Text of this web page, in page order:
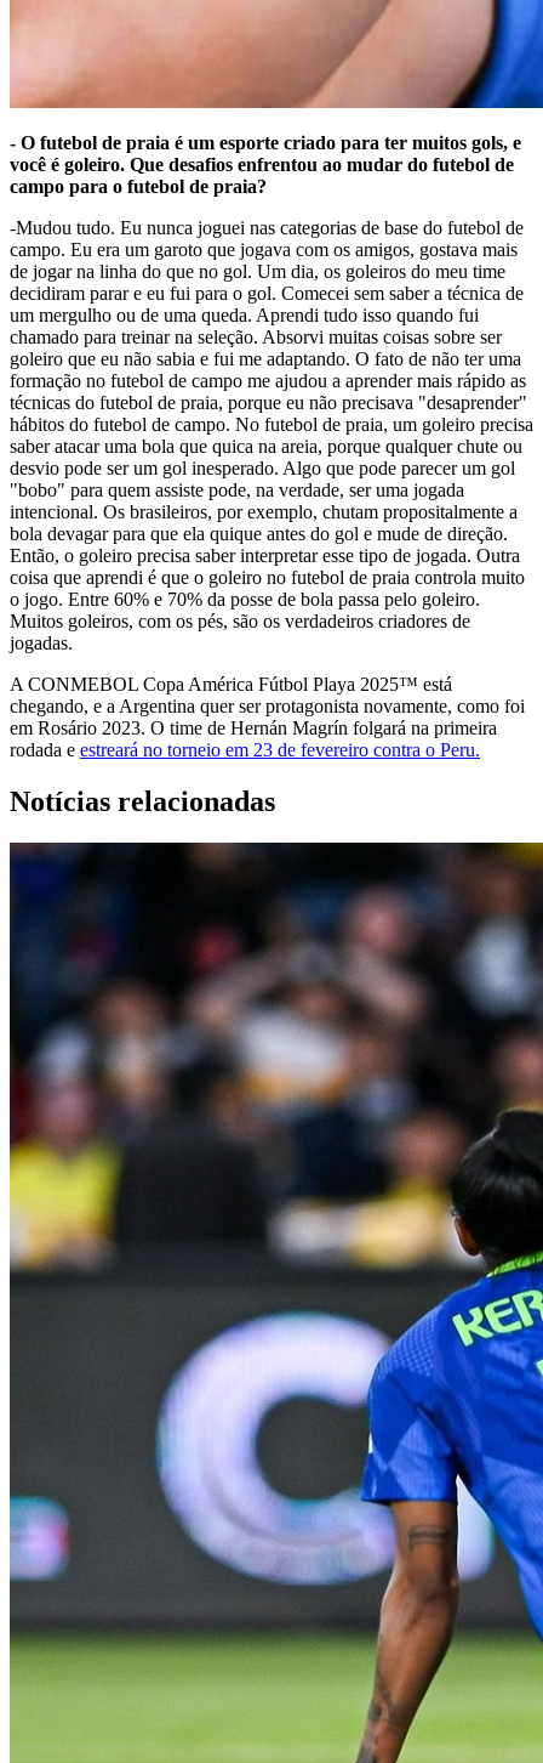
- O futebol de praia é um esporte criado para ter muitos gols, e
você é goleiro. Que desafios enfrentou ao mudar do futebol de
campo para o futebol de praia?
-Mudou tudo. Eu nunca joguei nas categorias de base do futebol de
campo. Eu era um garoto que jogava com os amigos, gostava mais
de jogar na linha do que no gol. Um dia, os goleiros do meu time
decidiram parar e eu fui para o gol. Comecei sem saber a técnica de
um mergulho ou de uma queda. Aprendi tudo isso quando fui
chamado para treinar na seleção. Absorvi muitas coisas sobre ser
goleiro que eu não sabia e fui me adaptando. O fato de não ter uma
formação no futebol de campo me ajudou a aprender mais rápido as
técnicas do futebol de praia, porque eu não precisava "desaprender"
hábitos do futebol de campo. No futebol de praia, um goleiro precisa
saber atacar uma bola que quica na areia, porque qualquer chute ou
desvio pode ser um gol inesperado. Algo que pode parecer um gol
"bobo" para quem assiste pode, na verdade, ser uma jogada
intencional. Os brasileiros, por exemplo, chutam propositalmente a
bola devagar para que ela quique antes do gol e mude de direção.
Então, o goleiro precisa saber interpretar esse tipo de jogada. Outra
coisa que aprendi é que o goleiro no futebol de praia controla muito
o jogo. Entre 60% e 70% da posse de bola passa pelo goleiro.
Muitos goleiros, com os pés, são os verdadeiros criadores de
jogadas.
A CONMEBOL Copa América Fútbol Playa 2025™ está
chegando, e a Argentina quer ser protagonista novamente, como foi
em Rosário 2023. O time de Hernán Magrín folgará na primeira
rodada e estreará no torneio em 23 de fevereiro contra o Peru.
Notícias relacionadas